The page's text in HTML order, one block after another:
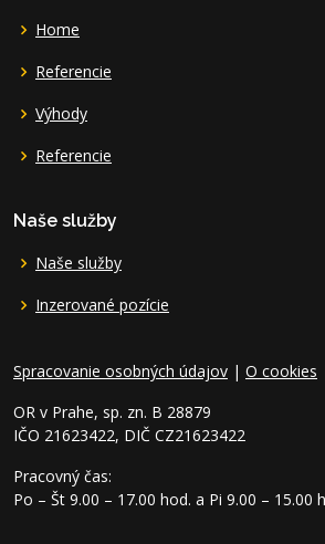
Home
Referencie
Výhody
Referencie
Naše služby
Naše služby
Inzerované pozície
Spracovanie osobných údajov | O cookies
OR v Prahe, sp. zn. B 28879
IČO 21623422, DIČ CZ21623422
Pracovný čas:
Po – Št 9.00 – 17.00 hod. a Pi 9.00 – 15.00